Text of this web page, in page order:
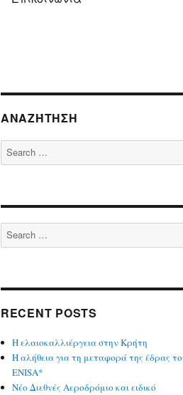
ΑΝΑΖΉΤΗΣΗ
Search
for:
Search
for:
RECENT POSTS
Η ελαιοκαλλιέργεια στην Κρήτη
Η αλήθεια για τη μεταφορά της έδρας
ENISA*
Νέο Διεθνές Αεροδρόμιο και ειδικό